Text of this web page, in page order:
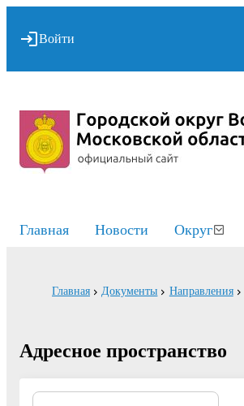
Войти
Главная Новости Округ
Главная Документы Направления
Адресное пространство